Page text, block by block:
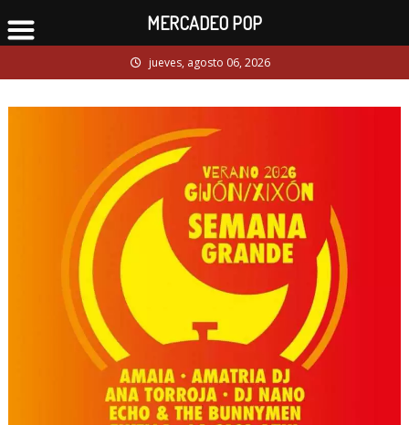
to
jueves, agosto 06, 2026
MERCADEO POP